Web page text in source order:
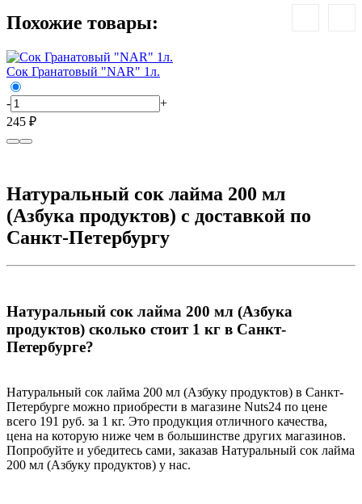
Похожие товары:
Сок Гранатовый "NАR" 1л.
-
+
245 ₽
Натуральный сок лайма 200 мл
(Азбука продуктов) с доставкой по
Санкт-Петербургу
Натуральный сок лайма 200 мл (Азбука
продуктов) сколько стоит 1 кг в Санкт-
Петербурге?
Натуральный сок лайма 200 мл (Азбуку продуктов) в Санкт-
Петербурге можно приобрести в магазине Nuts24 по цене
всего 191 руб. за 1 кг. Это продукция отличного качества,
цена на которую ниже чем в большинстве других магазинов.
Попробуйте и убедитесь сами, заказав Натуральный сок лайма
200 мл (Азбуку продуктов) у нас.